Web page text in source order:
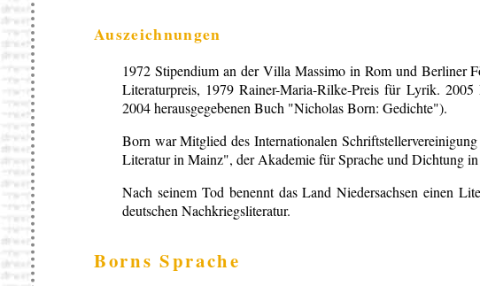
Auszeichnungen
1972 Stipendium an der Villa Massimo in Rom und Berliner
Literaturpreis, 1979 Rainer-Maria-Rilke-Preis für Lyrik.
2004 herausgegebenen Buch "Nicholas Born: Gedichte").
Born war Mitglied des Internationalen
Literatur in Mainz", der Akademie für Sprache und Dichtung
Nach seinem Tod benennt das Land Niedersachsen einen
deutschen Nachkriegsliteratur.
Borns Sprache